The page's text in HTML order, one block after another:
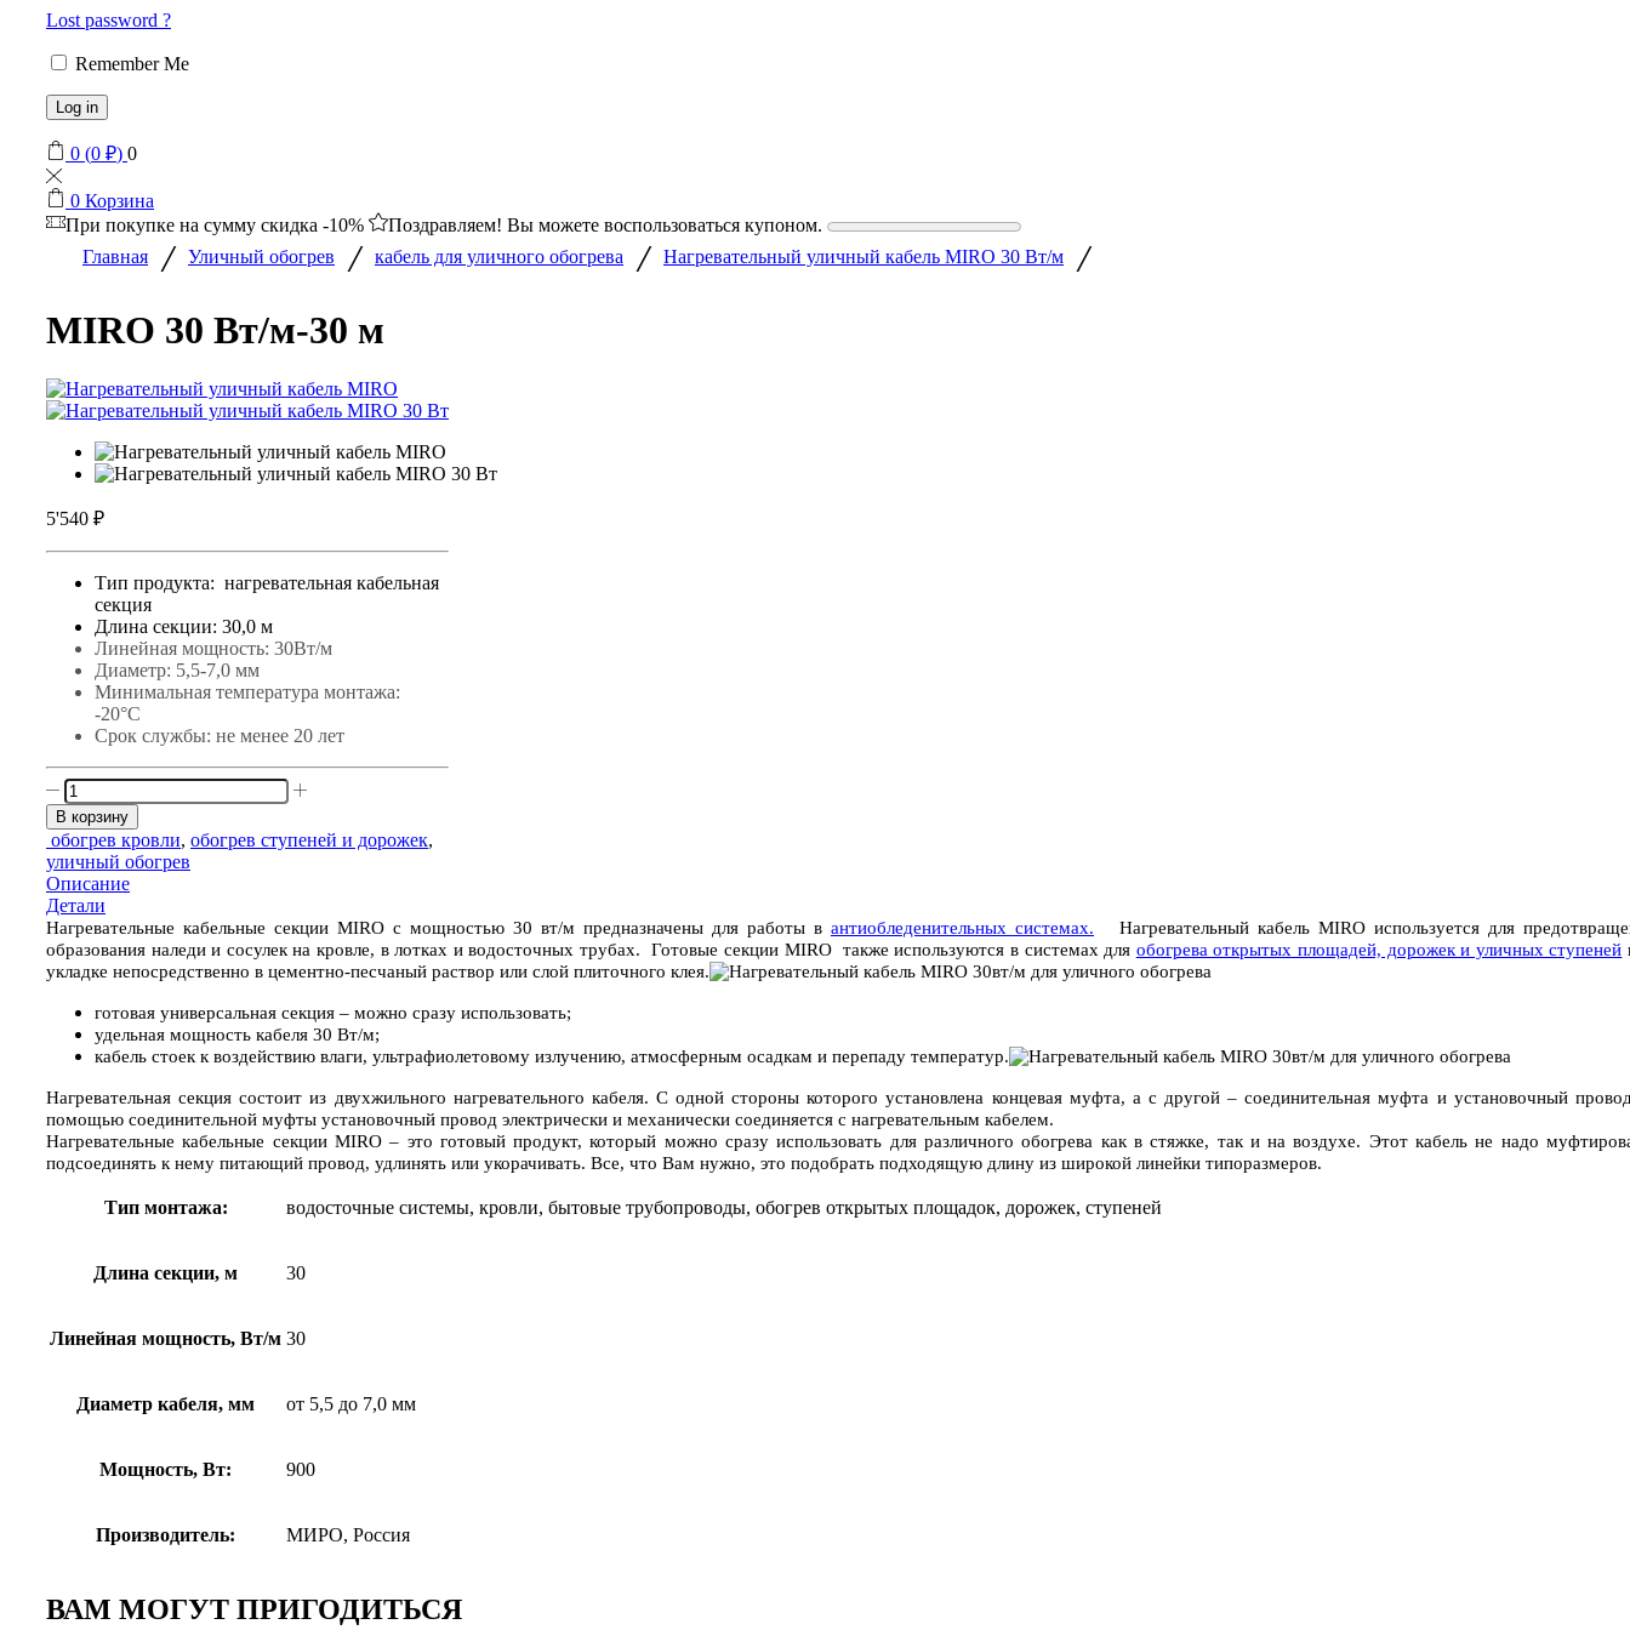
Lost password ?
Remember Me
Log in
0 (0 ₽) 0
0 Корзина
При покупке на сумму скидка -10%
Поздравляем! Вы можете воспользоваться купоном.
Главная / Уличный обогрев / кабель для уличного обогрева / Нагревательный уличный кабель MIRO 30 Вт/м /
MIRO 30 Вт/м-30 м
5'540 ₽
Тип продукта: нагревательная кабельная
секция
Длина секции: 30,0 м
Линейная мощность: 30Вт/м
Диаметр: 5,5-7,0 мм
Минимальная температура монтажа:
-20°С
Срок службы: не менее 20 лет
Количество
товара
MIRO
30
Вт/
м-30
м
В корзину
обогрев кровли, обогрев ступеней и дорожек,
уличный обогрев
Описание
Детали
Нагревательные кабельные секции MIRO с мощностью 30 вт/м предназначены для работы в антиобледенительных системах. Нагревательный кабель MIRO используется для
образования наледи и сосулек на кровле, в лотках и водосточных трубах. Готовые секции MIRO также используются в системах для обогрева открытых площадей, дорожек и уличных ступеней
укладке непосредственно в цементно-песчаный раствор или слой плиточного клея.
готовая универсальная секция – можно сразу использовать;
удельная мощность кабеля 30 Вт/м;
кабель стоек к воздействию влаги, ультрафиолетовому излучению, атмосферным осадкам и перепаду температур.
Нагревательная секция состоит из двухжильного нагревательного кабеля. С одной стороны которого установлена концевая муфта, а с другой – соединительная муфта и установочный
помощью соединительной муфты установочный провод электрически и механически соединяется с нагревательным кабелем.
Нагревательные кабельные секции MIRO– это готовый продукт, который можно сразу использовать для различного обогрева как в стяжке, так и на воздухе. Этот кабель не надо
подсоединять к нему питающий провод, удлинять или укорачивать. Все, что Вам нужно, это подобрать подходящую длину из широкой линейки типоразмеров.
Тип монтажа: водосточные системы, кровли, бытовые трубопроводы, обогрев открытых площадок, дорожек, ступеней
Длина секции, м 30
Линейная мощность, Вт/м 30
Диаметр кабеля, мм от 5,5 до 7,0 мм
Мощность, Вт: 900
Производитель: МИРО, Россия
ВАМ МОГУТ ПРИГОДИТЬСЯ